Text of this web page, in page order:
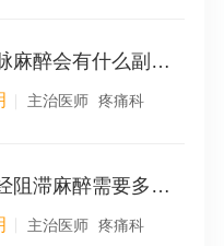
迈进。
全静脉麻醉会有什么副作用吗
主治医师 疼痛科
做神经阻滞麻醉需要多长时间
主治医师 疼痛科